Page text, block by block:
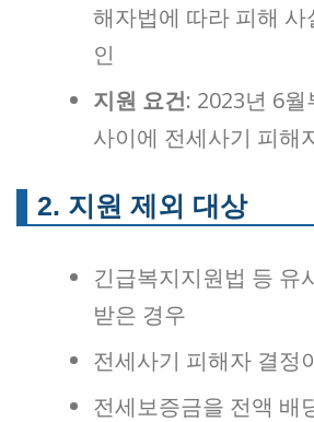
해자법에 따라 피해
인
지원 요건: 2023년 6월
사이에 전세사기 피해
2. 지원 제외 대상
긴급복지지원법 등 유
받은 경우
전세사기 피해자 결정
전세보증금을 전액 배